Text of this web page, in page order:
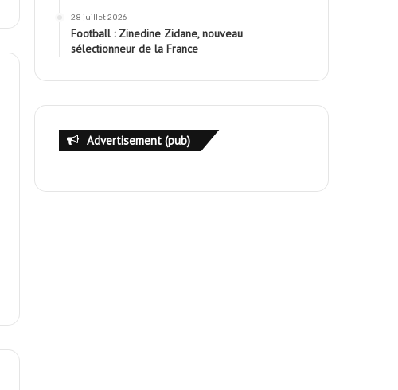
28 juillet 2026
Football : Zinedine Zidane, nouveau
sélectionneur de la France
Advertisement (pub)